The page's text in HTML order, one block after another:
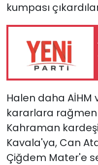
kumpası
Halen daha AİHM
kararlara
Kahraman
Kavala'ya, Can
Çiğdem Mater'e